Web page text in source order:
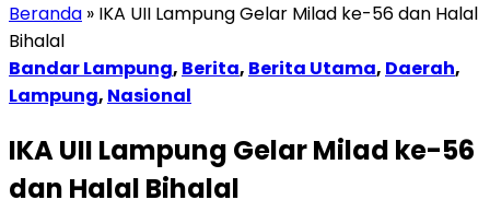
Beranda » IKA UII Lampung Gelar Milad ke-56 dan Halal
Bihalal
Bandar Lampung, Berita, Berita Utama, Daerah,
Lampung, Nasional
IKA UII Lampung Gelar Milad ke-56
dan Halal Bihalal